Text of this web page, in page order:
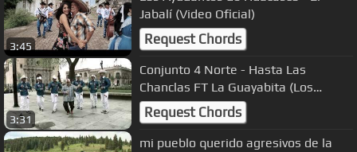
3:45
Jabalí (Video Oficial)
Request Chords
3:31
Conjunto 4 Norte - Hasta Las
Chanclas FT La Guayabita (Los
Plebeyos) - Video Oficial
Request Chords
mi pueblo querido agresivos de la